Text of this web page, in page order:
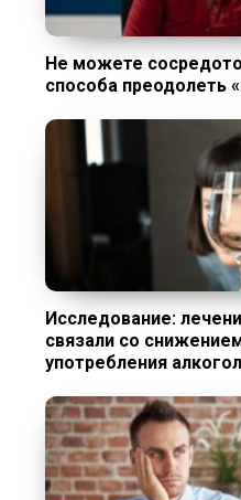
Не можете
способа преодолеть
Исследование:
связали со
употребления